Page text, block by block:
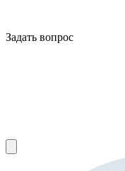
Задать вопрос